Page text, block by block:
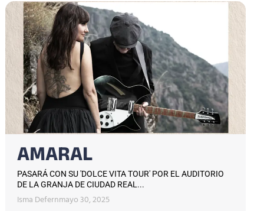
AMARAL
PASARÁ CON SU 'DOLCE VITA TOUR' POR EL AUDITORIO
DE LA GRANJA DE CIUDAD REAL...
Isma Defernmayo 30, 2025